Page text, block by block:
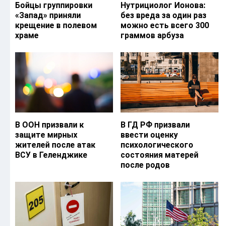
Бойцы группировки
«Запад» приняли
крещение в полевом
храме
Нутрициолог Ионова:
без вреда за один раз
можно есть всего 300
граммов арбуза
В ООН призвали к
защите мирных
жителей после атак
ВСУ в Геленджике
В ГД РФ призвали
ввести оценку
психологического
состояния матерей
после родов